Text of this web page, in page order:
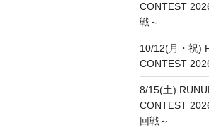
CONTEST
戦～
10/12(月・祝)
CONTEST
8/15(土)
CONTEST
回戦～